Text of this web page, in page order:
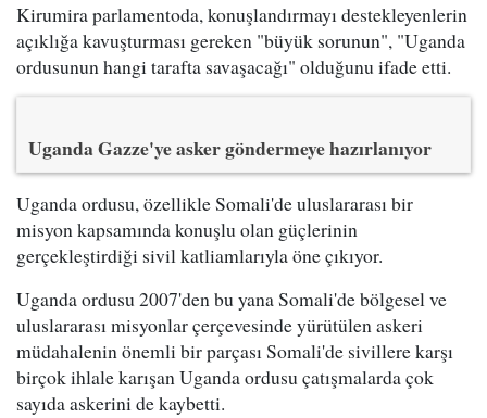
Kirumira parlamentoda, konuşlandırmayı destekleyenlerin
açıklığa kavuşturması gereken "büyük sorunun", "Uganda
ordusunun hangi tarafta savaşacağı" olduğunu ifade etti.
Uganda Gazze'ye asker göndermeye hazırlanıyor
Uganda ordusu, özellikle Somali'de uluslararası bir
misyon kapsamında konuşlu olan güçlerinin
gerçekleştirdiği sivil katliamlarıyla öne çıkıyor.
Uganda ordusu 2007'den bu yana Somali'de bölgesel ve
uluslararası misyonlar çerçevesinde yürütülen askeri
müdahalenin önemli bir parçası Somali'de sivillere karşı
birçok ihlale karışan Uganda ordusu çatışmalarda çok
sayıda askerini de kaybetti.